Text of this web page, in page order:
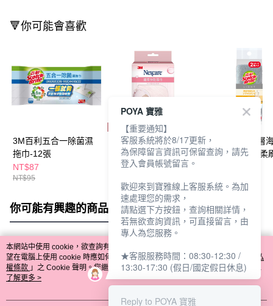
🔻你可能會喜歡
3M百利五合一除菌濕
拖巾-12張
NT$87
NT$95
3M纖柔快乾頭巾
NT$243
3M百利日系3層
瓜布-2入-細緻柔
你可能有興趣的商品 全站排行
熱門標籤
本網站中使用 cookie，欲查詢有關本網站使用 cookie 方式之詳情，及若您不希
望在電腦上使用 cookie 時應如何變更電腦的 cookie 設定，請參閱本網站「
隱私
權條款 」之 Cookie 聲明。您繼續使用本網站即表示您同意本公司得按本網站使
用條款之 Cookie 聲明使用 cookie。
了解更多 >
POYA 寶雅
【重要通知】
客服系統將於8/17更新，
為保障留言資訊可保留查詢，請先
登入會員帳號留言。
歡迎來到寶雅線上客服系統。為加
速處理您的需求，
請點選下方按鈕，查詢相關詳情，
若無欲查詢資訊，可直接留言，由
專人為您服務。
★客服服務時間：08:30-12:30 /
13:30-17:30 (假日/國定假日休息)
Reply to POYA 寶雅